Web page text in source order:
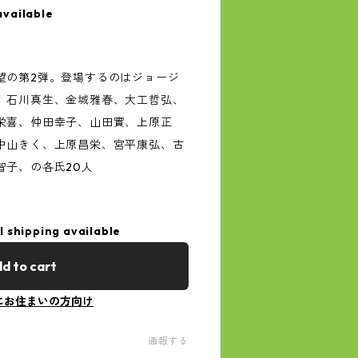
の第2弾。登場するのはジョージ
川真生、金城雅春、大工哲弘、
喜、仲田幸子、山田實、上原正
山きく、上原昌栄、宮平康弘、古
子、の各氏20人
shipping available
to cart
お住まいの方向け
通報する